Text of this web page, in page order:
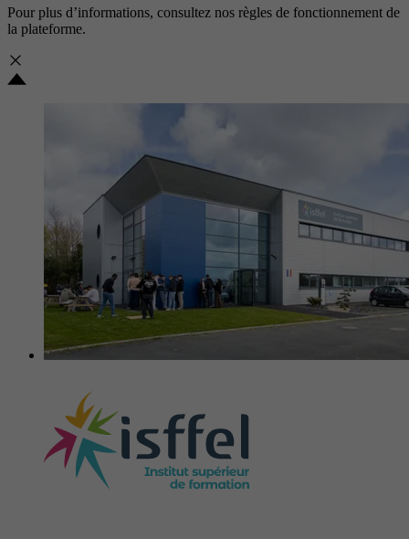
Pour plus d’informations, consultez nos règles de fonctionnement de
la plateforme.